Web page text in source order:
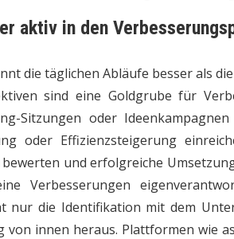
aktiv in den
die täglichen Abläufe besser als
sind eine Goldgrube für
Sitzungen oder
oder Effizienzsteigerung
und erfolgreiche
Verbesserungen
nur die Identifikation mit dem
von innen heraus. Plattformen wie